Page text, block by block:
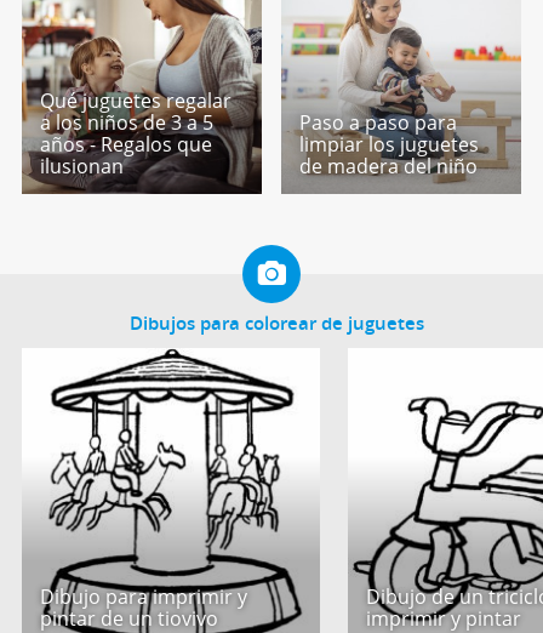
Qué juguetes regalar
a los niños de 3 a 5
años - Regalos que
ilusionan
Paso a paso para
limpiar los juguetes
de madera del niño
Dibujos para colorear de juguetes
Dibujo para imprimir y
pintar de un tiovivo
Dibujo de un
imprimir y pintar